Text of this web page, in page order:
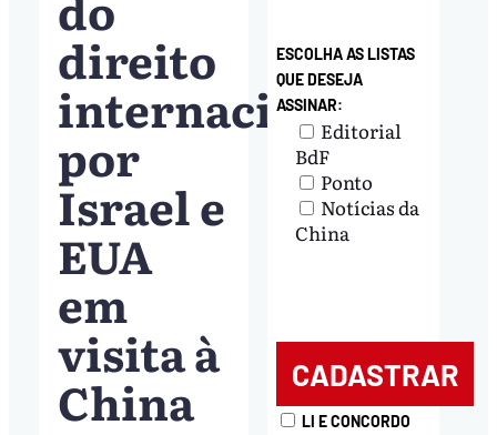
direito
internacional
por
Israel e
EUA
em
visita à
China
ESCOLHA AS LISTAS
QUE DESEJA
ASSINAR:
Editorial
BdF
Ponto
Notícias da
China
LI E CONCORDO